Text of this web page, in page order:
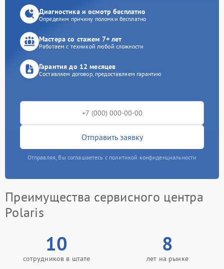
Диагностика и осмотр бесплатно
Определим причину поломки бесплатно
Мастера со стажем 7+ лет
Работаем с техникой любой сложности
Гарантия до 12 месяцев
Составляем договор, предоставляем гарантию
Отправить заявку
Отправляя, Вы соглашаетесь с политикой конфиденциальности
Преимущества сервисного центра
Polaris
10
сотрудников в штате
8
лет на рынке